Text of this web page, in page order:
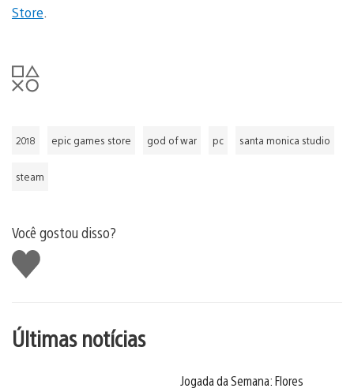
Store.
2018 epic games store god of war pc santa monica studio
steam
Você gostou disso?
Curtir
Últimas notícias
Jogada da Semana: Flores